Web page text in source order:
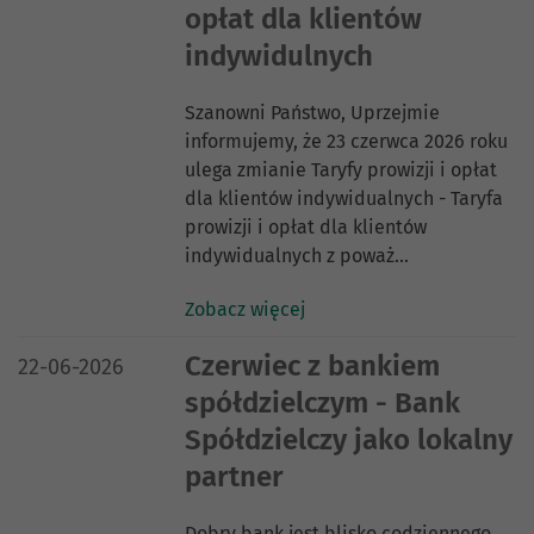
opłat dla klientów
indywidulnych
Szanowni Państwo, Uprzejmie
informujemy, że 23 czerwca 2026 roku
ulega zmianie Taryfy prowizji i opłat
dla klientów indywidualnych - Taryfa
prowizji i opłat dla klientów
indywidualnych z poważ…
Zobacz więcej
DATA PUBLIKACJI:
22-06-2026
Czerwiec z bankiem
spółdzielczym - Bank
Spółdzielczy jako lokalny
partner